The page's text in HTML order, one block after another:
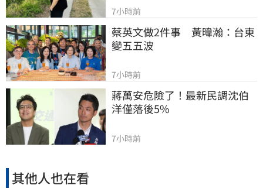
7小時前
蔡英文做2件事　黃暐瀚：台東
變五五波
7小時前
蔣萬安危險了！最新民調沈伯
洋僅落後5%
7小時前
其他人也在看